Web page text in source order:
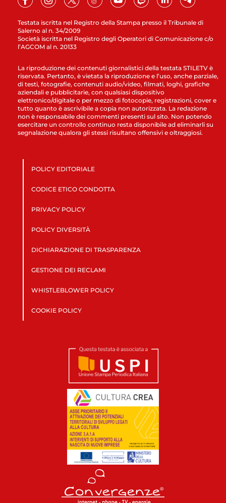
Testata iscritta nel Registro della Stampa presso il Tribunale di
Salerno al n. 34/2009
Società iscritta nel Registro degli Operatori di Comunicazione c/o
l’AGCOM al n. 20133
La riproduzione dei contenuti giornalistici della testata STILETV è
riservata. Pertanto, è vietata la riproduzione e l’uso, anche parziale,
di testi, fotografie, contenuti audio/video, filmati, loghi, grafiche
aziendali e pubblicitarie, con qualsiasi dispositivo
elettronico/digitale o per mezzo di fotocopie, registrazioni, cover e
tutto quanto è ascrivibile a copia non autorizzata. La redazione
non è responsabile dei commenti presenti sul sito. Non potendo
esercitare un controllo continuo resta disponibile ad eliminarli su
segnalazione qualora gli stessi risultano offensivi e oltraggiosi.
POLICY EDITORIALE
CODICE ETICO CONDOTTA
PRIVACY POLICY
POLICY DIVERSITÀ
DICHIARAZIONE DI TRASPARENZA
GESTIONE DEI RECLAMI
WHISTLEBLOWER POLICY
COOKIE POLICY